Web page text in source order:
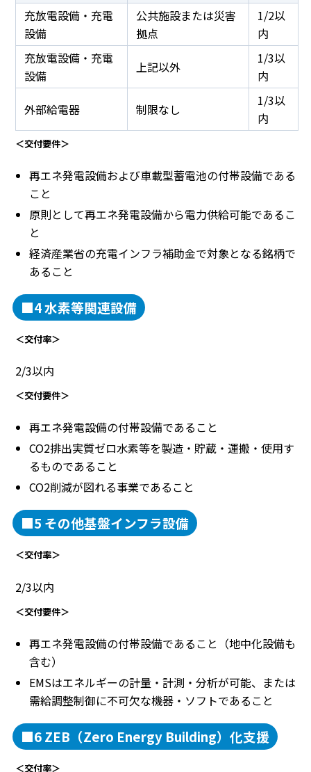
充放電設備・充電
設備
公共施設または災害
拠点
1/2以
内
充放電設備・充電
設備
上記以外
1/3以
内
外部給電器
制限なし
1/3以
内
＜交付要件＞
再エネ発電設備および車載型蓄電池の付帯設備である
こと
原則として再エネ発電設備から電力供給可能であるこ
と
経済産業省の充電インフラ補助金で対象となる銘柄で
あること
■4 水素等関連設備
＜交付率＞
2/3以内
＜交付要件＞
再エネ発電設備の付帯設備であること
CO2排出実質ゼロ水素等を製造・貯蔵・運搬・使用す
るものであること
CO2削減が図れる事業であること
■5 その他基盤インフラ設備
＜交付率＞
2/3以内
＜交付要件＞
再エネ発電設備の付帯設備であること（地中化設備も
含む）
EMSはエネルギーの計量・計測・分析が可能、または
需給調整制御に不可欠な機器・ソフトであること
■6 ZEB（Zero Energy Building）化支援
＜交付率＞